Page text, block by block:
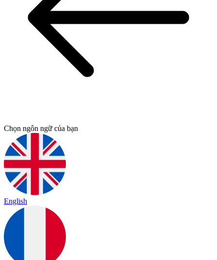
Chọn ngôn ngữ của bạn
English